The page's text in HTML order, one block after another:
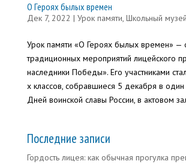
О Героях былых времен
Дек 7, 2022 | Урок памяти, Школьный музей
Урок памяти «О Героях былых времен» —
традиционных мероприятий лицейского
наследники Победы». Его участниками
х классов, собравшиеся 5 декабря в один
Дней воинской славы России, в актовом
Последние записи
Гордость лицея: как обычная прогулка